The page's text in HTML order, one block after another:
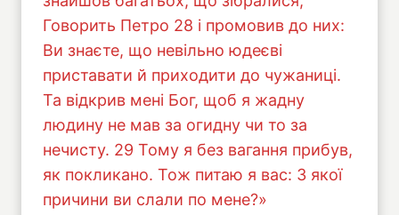
Говорить Петро 28 і промовив до них:
Ви знаєте, що невільно юдеєві
приставати й приходити до чужаниці.
Та відкрив мені Бог, щоб я жадну
людину не мав за огидну чи то за
нечисту. 29 Тому я без вагання прибув,
як покликано. Тож питаю я вас: З якої
причини ви слали по мене?»